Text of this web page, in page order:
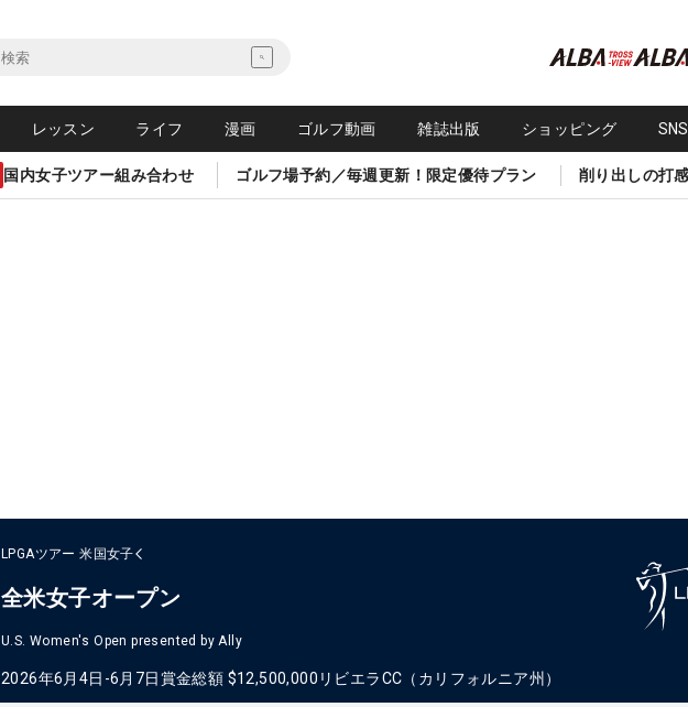
レッスン ライフ 漫画 ゴルフ動画 雑誌出版 ショッピング
国内女子ツアー組み合わせ ゴルフ場予約／毎週更新！限定優待プラン 削り出しの打
LPGAツアー 米国女子
全米女子オープン
U.S. Women's Open presented by Ally
2026年6月4日-6月7日賞金総額 $12,500,000 リビエラCC（カリフォルニア州）